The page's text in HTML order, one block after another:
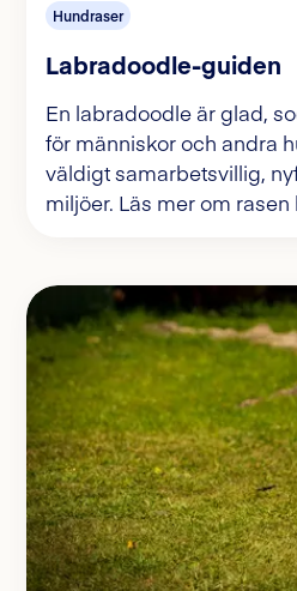
Hundraser
Labradoodle-guiden
En labradoodle är glad,
för människor och andra
väldigt samarbetsvillig,
miljöer. Läs mer om rasen